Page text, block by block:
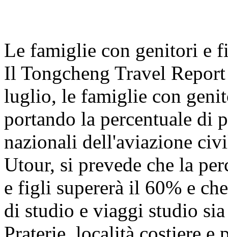
Le famiglie con genitori e
Il Tongcheng Travel
luglio, le famiglie con
portando la percentuale di
nazionali dell'aviazione
Utour, si prevede che la
e figli supererà il 60% e
di studio e viaggi studio